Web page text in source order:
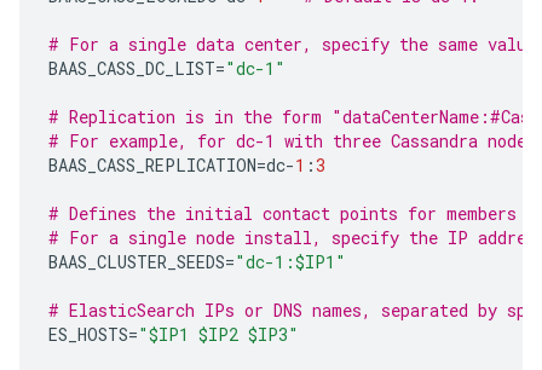
# For a single data center, specify the same value as
BAAS_CASS_DC_LIST="dc-1"
# Replication is in the form
# For example, for dc-1 with three Cassandra
BAAS_CASS_REPLICATION=dc-1 :3
# Defines the initial contact points for members
# For a single node install, specify the IP
BAAS_CLUSTER_SEEDS="dc-1:$IP1"
# ElasticSearch IPs or DNS names, separated by
ES_HOSTS="$IP1 $IP2 $IP3"